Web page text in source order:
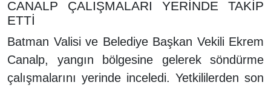
CANALP ÇALIŞMALARI YERİNDE TAKİP
ETTİ
Batman Valisi ve Belediye Başkan Vekili Ekrem
Canalp, yangın bölgesine gelerek söndürme
çalışmalarını yerinde inceledi. Yetkililerden son